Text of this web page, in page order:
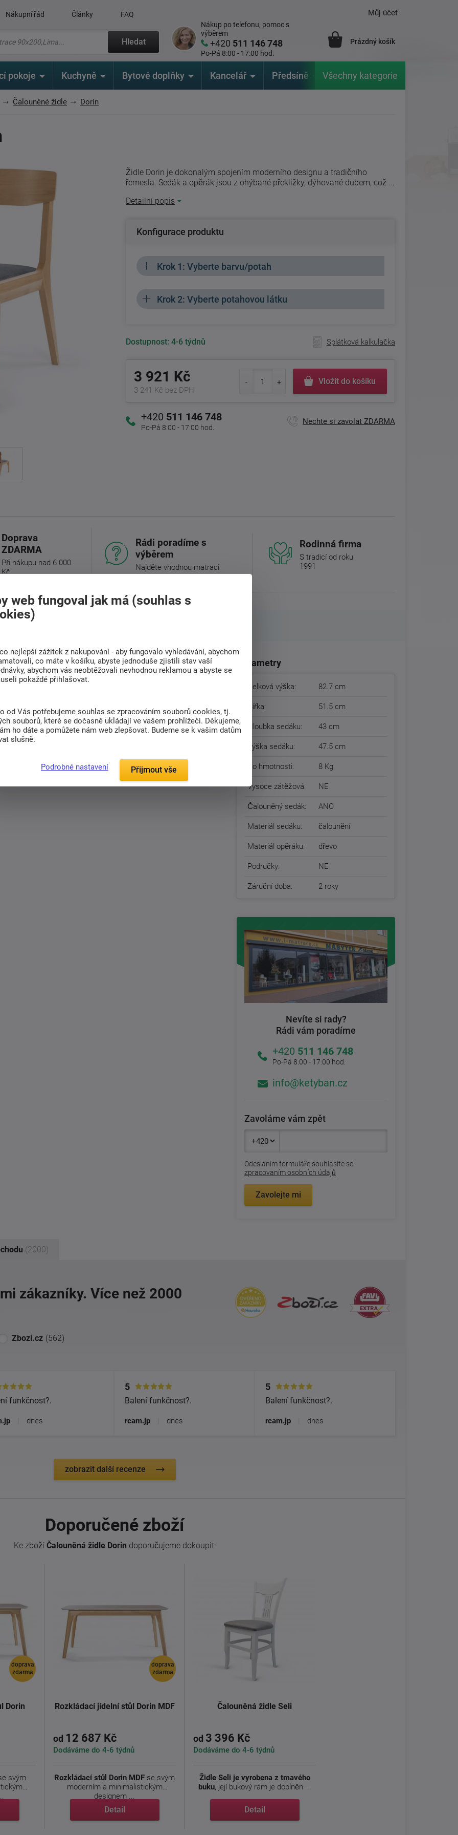
Nákupní řád Články FAQ
Hledat
Nákup po telefonu, pomoc s
výběrem
+420 511 146 748
Po-Pá 8:00 - 17:00 hod.
Můj účet
Prázdný košík
pokoje Kuchyně Bytové doplňky Kancelář Předsíně Zahrada Značky
Všechny kategorie
Čalouněné židle Dorin
Židle Dorin je dokonalým spojením moderního designu a tradičního
řemesla. Sedák a opěrák jsou z ohýbané překližky, dýhované dubem, což ...
Detailní popis
Konfigurace produktu
Krok 1: Vyberte barvu/potah
Krok 2: Vyberte potahovou látku
Dostupnost: 4-6 týdnů Splátková kalkulačka
3 921 Kč
3 241 Kč bez DPH
Vložit do košíku
+420 511 146 748
Po-Pá 8:00 - 17:00 hod.
Nechte si zavolat ZDARMA
Doprava
ZDARMA
Při nákupu nad 6 000
Kč
Rádi poradíme s
výběrem
Najděte vhodnou matraci
Rodinná firma
S tradicí od roku
1991
a tradičního řemesla. Sedák a opěrák
zajišťuje pohodlí i při delším sezení.Dubové
vlivům, což zaručuje, že tato židle
dřeva a jeho textuře židle Dorin nejen
Parametry
Celková výška: 82.7 cm
Šířka: 51.5 cm
Hloubka sedáku: 43 cm
Výška sedáku: 47.5 cm
Do hmotnosti: 8 Kg
Vysoce zátěžová: NE
Čalouněný sedák: ANO
Materiál sedáku: čalounění
Materiál opěráku: dřevo
Područky: NE
Záruční doba: 2 roky
Nevíte si rady?
Rádi vám poradíme
+420 511 146 748
Po-Pá 8:00 - 17:00 hod.
info@ketyban.cz
Zavoláme vám zpět
Odesláním formuláře souhlasíte se
zpracovaním osobních údajů
Zavolejte mi
(2000)
zákazníky. Více než 2000
Zbozi.cz (562)
funkčnost?.
dnes
5
Balení funkčnost?.
rcam.jp dnes
5
Balení funkčnost?.
rcam.jp dnes
zobrazit další recenze
Doporučené zboží
Ke zboží Čalouněná židle Dorin doporučujeme dokoupit:
doprava
zdarma
Dorin
svým
doprava
zdarma
Rozkládací jídelní stůl Dorin MDF
od 12 687 Kč
Dodáváme do 4-6 týdnů
Rozkládací stůl Dorin MDF se svým
moderním a minimalistickým
designem ...
Detail
Čalouněná židle Seli
od 3 396 Kč
Dodáváme do 4-6 týdnů
Židle Seli je vyrobena z tmavého
buku, její bukový rám je doplněn ...
Detail
web fungoval jak má (souhlas s
nejlepší zážitek z nakupování - aby fungovalo vyhledávání, abychom
co máte v košíku, abyste jednoduše zjistili stav vaší
abychom vás neobtěžovali nevhodnou reklamou a abyste se
pokaždé přihlašovat.
od Vás potřebujeme souhlas se zpracováním souborů cookies, tj.
souborů, které se dočasně ukládají ve vašem prohlížeči. Děkujeme,
ho dáte a pomůžete nám web zlepšovat. Budeme se k vašim datům
slušně.
Podrobné nastavení Přijmout vše